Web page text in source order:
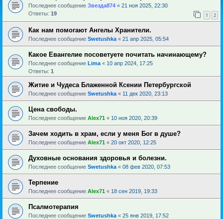
Последнее сообщение Звезда874 « 21 ноя 2025, 22:30
Ответы: 19 1 2
Как нам помогают Ангелы Хранители.
Последнее сообщение Swetushka « 21 апр 2025, 05:54
Какое Евангелие посоветуете почитать начинающему?
Последнее сообщение Lima « 10 апр 2024, 17:25
Ответы: 1
Житие и Чудеса Блаженной Ксении Петербургской
Последнее сообщение Swetushka « 11 дек 2020, 23:13
Цена свободы.
Последнее сообщение Alex71 « 10 ноя 2020, 20:39
Зачем ходить в храм, если у меня Бог в душе?
Последнее сообщение Alex71 « 20 окт 2020, 12:25
Духовные основания здоровья и болезни.
Последнее сообщение Swetushka « 08 фев 2020, 07:53
Терпение
Последнее сообщение Alex71 « 18 сен 2019, 19:33
Псалмотерапия
Последнее сообщение Swetushka « 25 янв 2019, 17:52